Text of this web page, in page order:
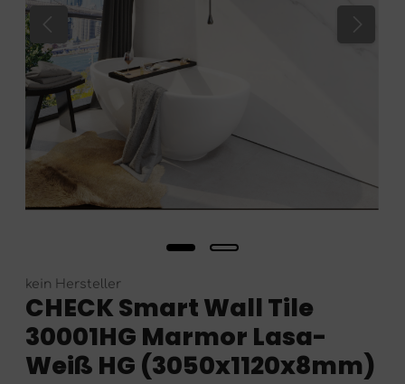
kein Hersteller
CHECK Smart Wall Tile
30001HG Marmor Lasa-
Weiß HG (3050x1120x8mm)